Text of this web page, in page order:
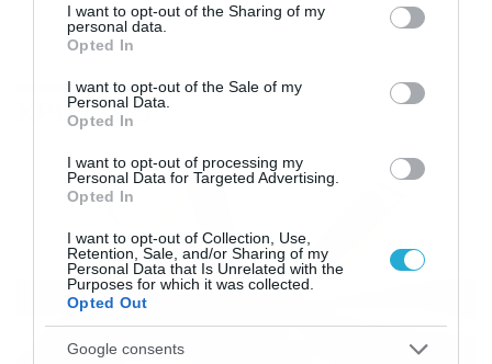
not limited to your visit or usage behaviour. You may click to
grant or deny consent to Google and its third-party tags to
use your data for below specified purposes in below Google
consent section.
I want to opt-out of the Sharing of my
personal data.
Opted In
I want to opt-out of the Sale of my
Personal Data.
Opted In
I want to opt-out of processing my
Personal Data for Targeted Advertising.
Opted In
I want to opt-out of Collection, Use,
Retention, Sale, and/or Sharing of my
Personal Data that Is Unrelated with the
Purposes for which it was collected.
Opted Out
Google consents
ΧΡΗΣΤΙΚΑ